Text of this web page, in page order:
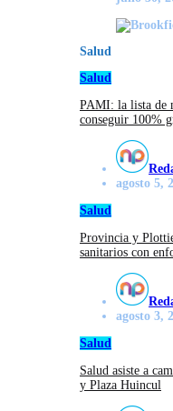
Salud
Salud
PAMI: la lista de
conseguir 100%
agosto 5,
Salud
Provincia y
sanitarios con
agosto 3,
Salud
Salud asiste a
y Plaza Huincul